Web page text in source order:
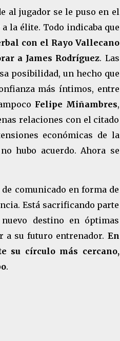
al jugador se le puso en el
la élite. Todo indicaba que
con el Rayo Vallecano
a James Rodríguez. Las
posibilidad, un hecho que
más íntimos, entre
Felipe Miñambres,
relaciones con el citado
económicas de la
hubo acuerdo. Ahora se
comunicado en forma de
Está sacrificando parte
destino en óptimas
a su futuro entrenador. En
su círculo más cercano,
.